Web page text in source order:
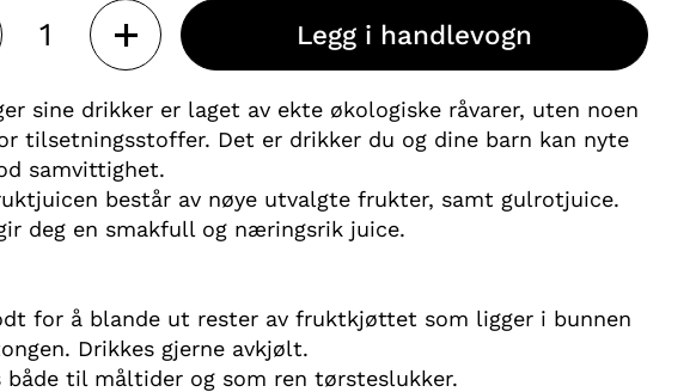
Legg i handlevogn
sine drikker er laget av ekte økologiske råvarer, uten noen
tilsetningsstoffer. Det er drikker du og dine barn kan nyte
samvittighet.
består av nøye utvalgte frukter, samt gulrotjuice.
deg en smakfull og næringsrik juice.
for å blande ut rester av fruktkjøttet som ligger i bunnen
Drikkes gjerne avkjølt.
både til måltider og som ren tørsteslukker.